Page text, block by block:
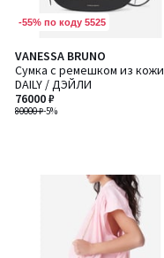
-55% по коду 5525
VANESSA BRUNO
Сумка с ремешком из кожи
DAILY / ДЭЙЛИ
80000 ₽-5%
76000 ₽